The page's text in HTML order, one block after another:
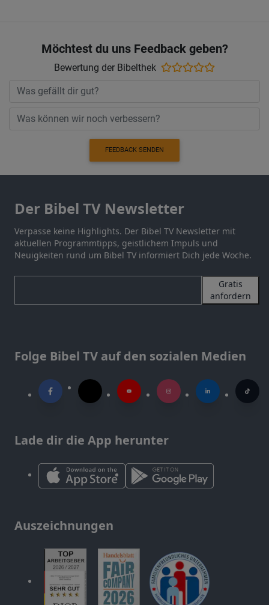
Möchtest du uns Feedback geben?
Bewertung der Bibelthek
FEEDBACK SENDEN
Der Bibel TV Newsletter
Verpasse keine Highlights. Der Bibel TV Newsletter mit
aktuellen Programmtipps, geistlichem Impuls und
Neuigkeiten rund um Bibel TV informiert Dich jede Woche.
Gratis
anfordern
Folge Bibel TV auf den sozialen Medien
Lade dir die App herunter
Auszeichnungen